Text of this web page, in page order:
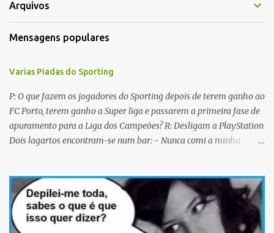
r
i
o
Arquivos
Mensagens populares
Varias Piadas do Sporting
P: O que fazem os jogadores do Sporting depois de terem ganho ao
FC Porto, terem ganho a Super liga e passarem a primeira fase de
apuramento para a Liga dos Campeões? R: Desligam a PlayStation
Dois lagartos encontram-se num bar: - Nunca comi a minha
com as caras dos jogadores do Sporting a propósito do centenário.
Porquê? Concluiram que as pessoas não sabiam em que lado
deviam cuspir! P: Que nome se dá a um Sportinguista com apenas
metade do cérebro? R: Sobredotado. P: Porque razão não houve